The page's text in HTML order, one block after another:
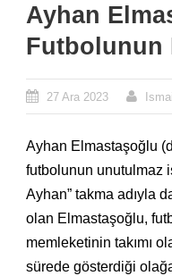
Ayhan
Futbolunun
27 Ara 2023 Ismail
Ayhan Elmastaşoğlu
futbolunun unutulmaz
Ayhan” takma adıyla
olan Elmastaşoğlu,
memleketinin takımı
sürede gösterdiği